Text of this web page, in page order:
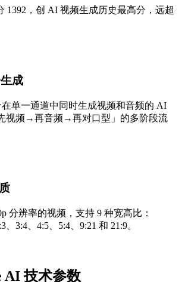
1392，创 AI 视频生成历史最高分，远超
成
在单一通道中同时生成视频和音频的 AI
视频→再音频→再对口型」的多阶段流
分辨率的视频，支持 9 种宽高比：
、3:4、4:5、5:4、9:21 和 21:9。
AI 技术参数